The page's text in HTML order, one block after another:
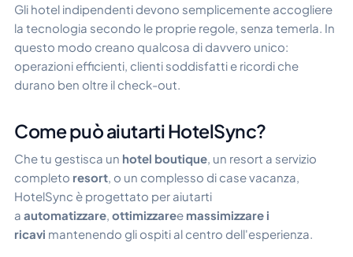
Gli hotel indipendenti devono semplicemente accogliere
la tecnologia secondo le proprie regole, senza temerla. In
questo modo creano qualcosa di davvero unico:
operazioni efficienti, clienti soddisfatti e ricordi che
durano ben oltre il check-out.
Come può aiutarti HotelSync?
Che tu gestisca un hotel boutique , un resort a servizio
completo resort , o un complesso di case vacanza,
HotelSync è progettato per aiutarti
a automatizzare ottimizzaree massimizzare i
ricavi mantenendo gli ospiti al centro dell'esperienza.